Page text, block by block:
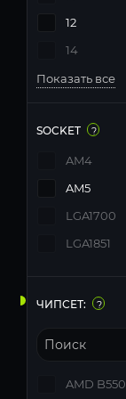
12
14
Показать все
SOCKET ?
AM4
AM5
LGA1700
LGA1851
ЧИПСЕТ: ?
AMD B550